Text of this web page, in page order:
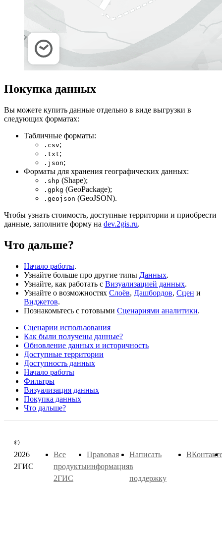
Покупка данных
Вы можете купить данные отдельно в виде выгрузки в
следующих форматах:
Табличные форматы:
.csv;
.txt;
.json;
Форматы для хранения географических данных:
.shp (Shape);
.gpkg (GeoPackage);
.geojson (GeoJSON).
Чтобы узнать стоимость, доступные территории и приобрести
данные, заполните форму на dev.2gis.ru.
Что дальше?
Начало работы.
Узнайте больше про другие типы Данных.
Узнайте, как работать с Визуализацией данных.
Узнайте о возможностях Слоёв, Дашбордов, Сцен и
Виджетов.
Познакомьтесь с готовыми Сценариями аналитики.
Сценарии использования
Как были получены данные?
Обновление данных и историчность
Доступные территории
Доступность данных
Начало работы
Фильтры
Визуализация данных
Покупка данных
Что дальше?
©
2026
2ГИС
Все
продукты
2ГИС
Правовая
информация
Написать
в
поддержку